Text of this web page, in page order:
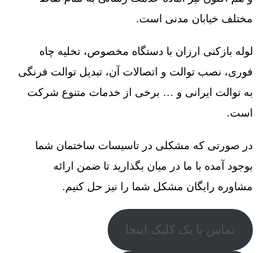
مختلف خیابان مدنی است.
لوله بازکنی ارزان با دستگاه مخصوص، تخلیه چاه
فوری، نصب توالت و اتصالات آن، تبدیل توالت فرنگی
به توالت ایرانی و … برخی از خدمات متنوع شرکت
است.
در صورتی که مشکلی در تاسیسات ساختمان شما
بوجود آمده با ما در میان بگذارید تا ضمن ارائه
مشاوره رایگان مشکل شما را نیز حل کنیم.
تماس با یک کلیک اینجا